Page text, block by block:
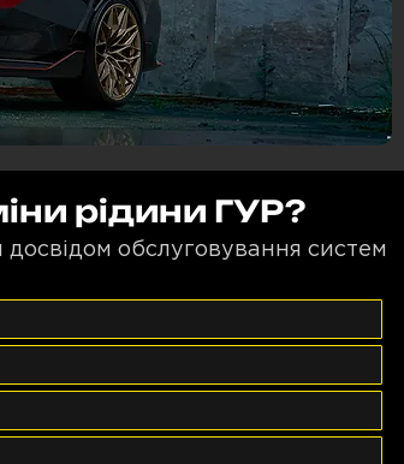
рідини ГУР?
обслуговування систем